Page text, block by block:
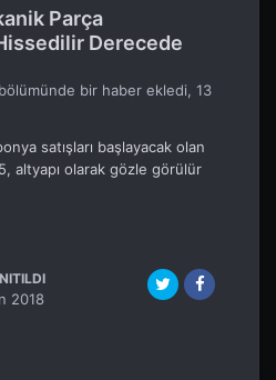
Parça
Derecede
bölümünde bir haber ekledi, 13
satışları başlayacak olan
altyapı olarak gözle görülür
2018